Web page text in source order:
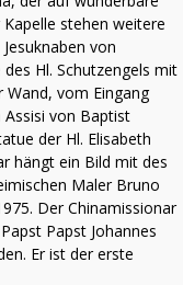
stehen weitere
von
Hl. Schutzengels mit
vom Eingang
Assisi von Baptist
der Hl. Elisabeth
hängt ein Bild mit des
Maler Bruno
Der Chinamissionar
Papst Johannes
Er ist der erste